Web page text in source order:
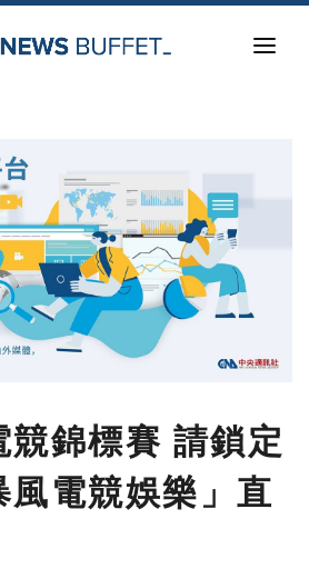
競錦標賽 請鎖定
電競娛樂」直